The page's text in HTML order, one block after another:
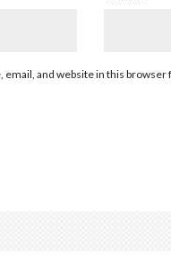
email, and website in this browser